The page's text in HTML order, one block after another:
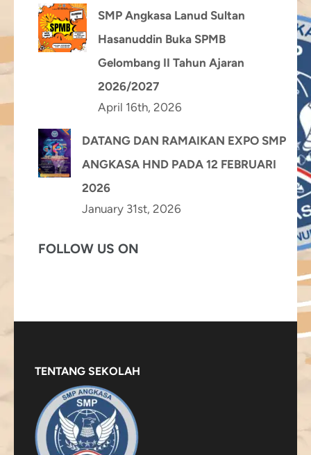
SMP Angkasa Lanud Sultan
Hasanuddin Buka SPMB
Gelombang II Tahun Ajaran
2026/2027
April 16th, 2026
DATANG DAN RAMAIKAN EXPO SMP
ANGKASA HND PADA 12 FEBRUARI
2026
January 31st, 2026
FOLLOW US ON
TENTANG SEKOLAH